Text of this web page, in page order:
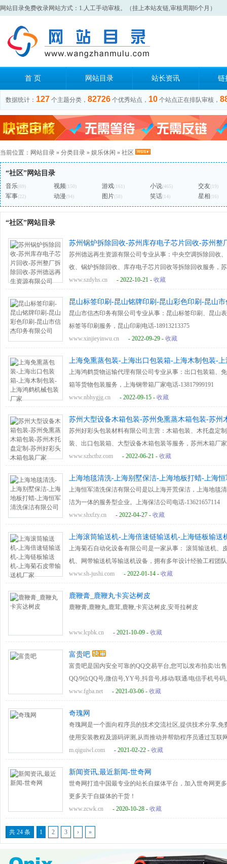
网站目录免费收录网站方式：1.人工手动审核。（挂上本站友链,审核周期6个月）
首 页 网站目录 站长资讯 链
数据统计： 127 个主题分类， 82726 个优秀站点， 10 个站点正在排队审核，
当前位置： 网站目录 » 分类目录 » 娱乐休闲 » 社区
“社区”网站目录
音乐(69) 视频(150) 游戏(161) 小说(465) 交友(19)
军事(22) 动漫(94) 图片(58) 笑话(14) 星相(16)
“社区”网站目录
苏州锅炉拆除回收-苏州库存电子芯片回收-苏州整
苏州德远再生资源有限公司专业从事：中央空调拆除回收
收、锅炉拆除回收、库存电子芯片回收等拆除回收服务，
www.szdyhs.cn
- 2022-10-21 - 收藏
昆山标签印刷-昆山铭牌印刷-昆山彩色印刷-昆山
昆山市信杰印务有限公司专业从事：昆山标签印刷、昆山
标签等印刷服务，昆山印刷电话-18913213375
www.xinjieyinwu.cn
- 2022-09-29 - 收藏
上海免熏蒸包装-上海出口包装箱-上海木制包装-
上海鸿鹤货物运输代理有限公司专业从事：出口包装箱、
箱等货物包装服务，上海钢带箱厂家电话-13817999191
www.nbhygjg.cn
- 2022-09-15 - 收藏
苏州大型设备木箱包装-苏州免熏蒸木箱包装-苏州
苏州好彩头包装材料有限公司主营：木箱包装、木托盘定
装、出口包装箱、大型设备木箱包装等服务，苏州木箱厂家
www.szhctbz.com
- 2022-06-21 - 收藏
上海地毯清洗-上海别墅保洁-上海地板打蜡-上海
上海恒军清洗保洁有限公司是以上海开荒保洁，上海地毯
洁为一体的服务型企业。上海保洁公司电话-13621657114
www.shxfzy.cn
- 2022-04-27 - 收藏
上海滚筒输送机-上海倍速链输送机-上海链板输送
上海菊石自动化设备有限公司是一家从事： 滚筒输送机、
机、网带输送机等输送机设备，拥有多年设计经验工程团
海​输送机厂家电话-​18017196653
www.sh-jushi.com - 2022-01-14 - 收藏
鹿鞭膏_鹿鞭丸卡宾达树皮
鹿鞭膏,鹿鞭丸,鹿茸,鹿鞭,卡宾达树皮,安哥拉树皮
www.lcpbk.cn - 2021-10-09 - 收藏
富贵吧
富贵吧是国内安全可靠的QQ交易平台,您可以发布拍卖/出
QQ/9位QQ号,微信号,YY号,抖音号,移动/联通/电信手机号
等虚拟物品买号卖号和二手闲置交易信息,论坛致力打造最
www.fgba.net - 2021-03-06 - 收藏
奇瑰网
奇瑰网是一个面向程序员的技术交流社区,提供技术分享,免
使用安装教程及源码评测,从而推动并帮助程序员通过互联
m.qiguiwl.com
- 2021-02-22 - 收藏
新闻资讯,最近新闻-世奇网
世奇网打造中国最专业的站长自媒体平台，加入世奇网更
更多关于自媒体的干货！
www.zcwk.cn
- 2020-10-28 - 收藏
共 24 条 1 2 3 › »